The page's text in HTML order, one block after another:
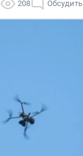
208 Обсудить